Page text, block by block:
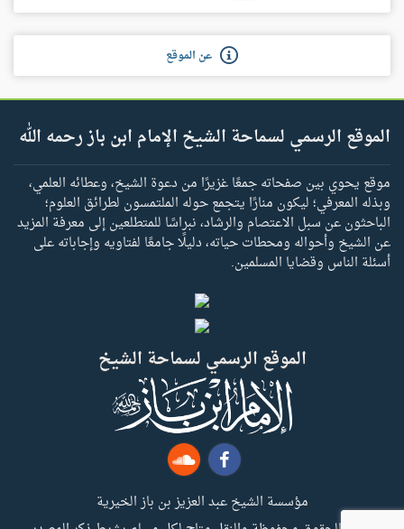
عن الموقع
الموقع الرسمي لسماحة الشيخ الإمام ابن باز رحمه الله
موقع يحوي بين صفحاته جمعًا غزيرًا من دعوة الشيخ، وعطائه العلمي،
وبذله المعرفي؛ ليكون منارًا يتجمع حوله الملتمسون لطرائق العلوم؛
الباحثون عن سبل الاعتصام والرشاد، نبراسًا للمتطلعين إلى معرفة المزيد
عن الشيخ وأحواله ومحطات حياته، دليلًا جامعًا لفتاويه وإجاباته على
أسئلة الناس وقضايا المسلمين.
الموقع الرسمي لسماحة الشيخ
مؤسسة الشيخ عبد العزيز بن باز الخيرية